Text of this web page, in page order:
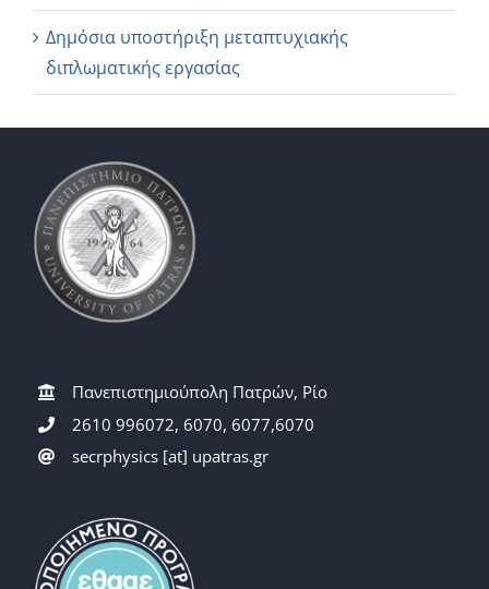
Δημόσια υποστήριξη μεταπτυχιακής
διπλωματικής εργασίας
Πανεπιστημιούπολη Πατρών, Ρίο
2610 996072, 6070, 6077,6070
secrphysics [at] upatras.gr